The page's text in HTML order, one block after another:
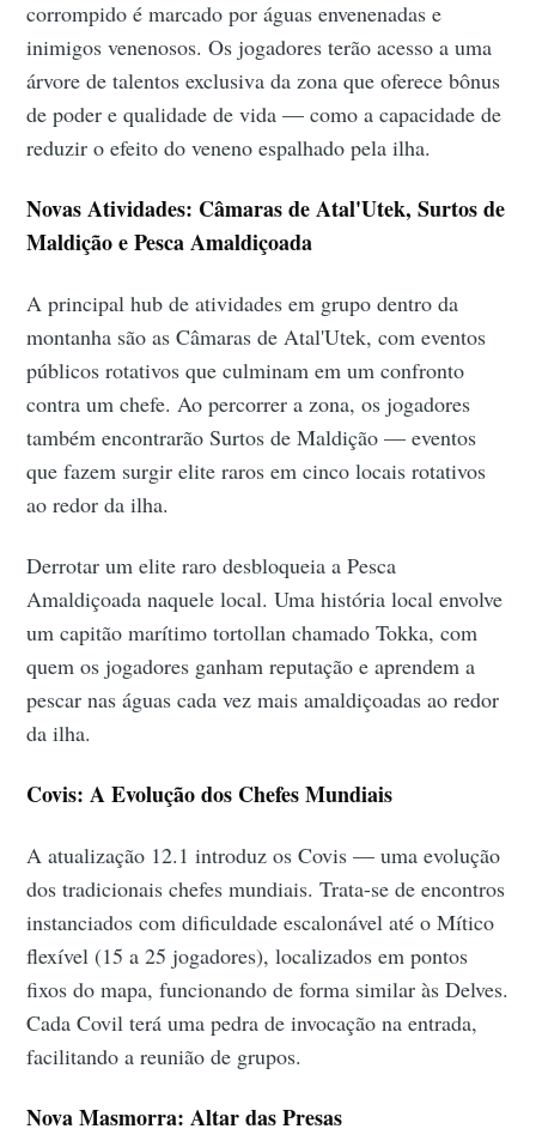
corrompido é marcado por águas envenenadas e
inimigos venenosos. Os jogadores terão acesso a uma
árvore de talentos exclusiva da zona que oferece bônus
de poder e qualidade de vida — como a capacidade de
reduzir o efeito do veneno espalhado pela ilha.
Novas Atividades: Câmaras de Atal'Utek, Surtos de
Maldição e Pesca Amaldiçoada
A principal hub de atividades em grupo dentro da
montanha são as Câmaras de Atal'Utek, com eventos
públicos rotativos que culminam em um confronto
contra um chefe. Ao percorrer a zona, os jogadores
também encontrarão Surtos de Maldição — eventos
que fazem surgir elite raros em cinco locais rotativos
ao redor da ilha.
Derrotar um elite raro desbloqueia a Pesca
Amaldiçoada naquele local. Uma história local envolve
um capitão marítimo tortollan chamado Tokka, com
quem os jogadores ganham reputação e aprendem a
pescar nas águas cada vez mais amaldiçoadas ao redor
da ilha.
Covis: A Evolução dos Chefes Mundiais
A atualização 12.1 introduz os Covis — uma evolução
dos tradicionais chefes mundiais. Trata-se de encontros
instanciados com dificuldade escalonável até o Mítico
flexível (15 a 25 jogadores), localizados em pontos
fixos do mapa, funcionando de forma similar às Delves.
Cada Covil terá uma pedra de invocação na entrada,
facilitando a reunião de grupos.
Nova Masmorra: Altar das Presas